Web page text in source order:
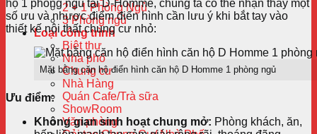
2 + 1 Phòng Ngủ
3 Phòng ngủ
Loại công trình
Biệt thự
Nhà phố
Chung cư
Nhà Hàng
Quán Cafe/Trà sữa
ShowRoom
Văn phòng
hộ 1 phòng ngủ tại D-Homme, chúng ta có thể nhận thấy một
số ưu và nhược điểm điển hình cần lưu ý khi bắt tay vào
thiết kế nội thất chung cư nhỏ:
Mặt bằng căn hộ điển hình căn hộ D Homme 1 phòng ngủ
Ưu điểm:
Không gian sinh hoạt chung mở: Phòng khách, ăn,